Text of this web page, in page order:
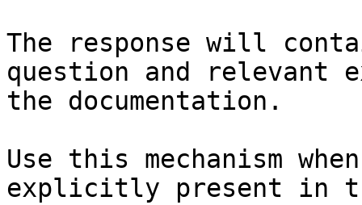
The response will
question and relevant
the documentation.
Use this mechanism
explicitly present in